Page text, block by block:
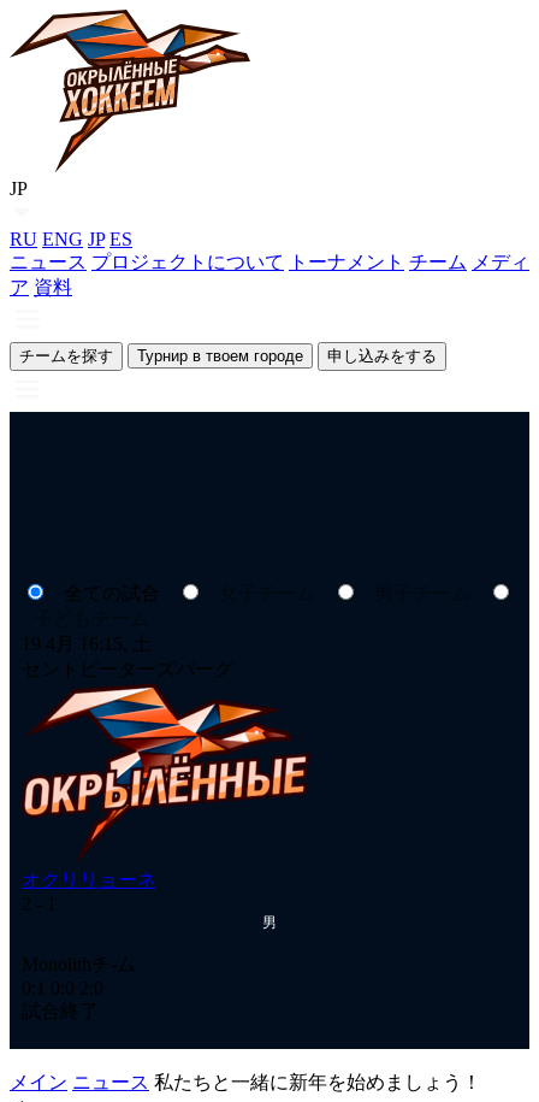
JP
RU ENG JP ES
ニュース プロジェクトについて トーナメント チーム メディ
ア 資料
チームを探す Турнир в твоем городе 申し込みをする
全ての試合
19 4月 16:15, 土
セントピーターズバーグ
オクリリョーネ
2 - 1
男
Monolithチ-ム
0:1 0:0 2:0
試合終了
メイン ニュース 私たちと一緒に新年を始めましょう！